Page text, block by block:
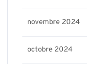
novembre 2024
octobre 2024